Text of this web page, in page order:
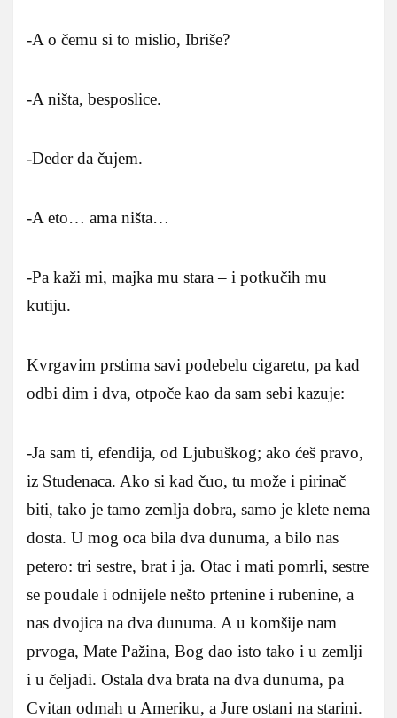
-A o čemu si to mislio, Ibriše?
-A ništa, besposlice.
-Deder da čujem.
-A eto… ama ništa…
-Pa kaži mi, majka mu stara – i potkučih mu
kutiju.
Kvrgavim prstima savi podebelu cigaretu, pa kad
odbi dim i dva, otpoče kao da sam sebi kazuje:
-Ja sam ti, efendija, od Ljubuškog; ako ćeš pravo,
iz Studenaca. Ako si kad čuo, tu može i pirinač
biti, tako je tamo zemlja dobra, samo je klete nema
dosta. U mog oca bila dva dunuma, a bilo nas
petero: tri sestre, brat i ja. Otac i mati pomrli, sestre
se poudale i odnijele nešto prtenine i rubenine, a
nas dvojica na dva dunuma. A u komšije nam
prvoga, Mate Pažina, Bog dao isto tako i u zemlji
i u čeljadi. Ostala dva brata na dva dunuma, pa
Cvitan odmah u Ameriku, a Jure ostani na starini.